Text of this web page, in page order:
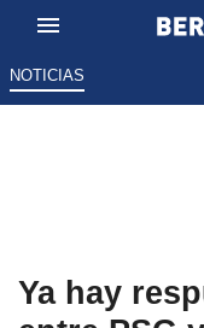
NOTICIAS
Ya hay